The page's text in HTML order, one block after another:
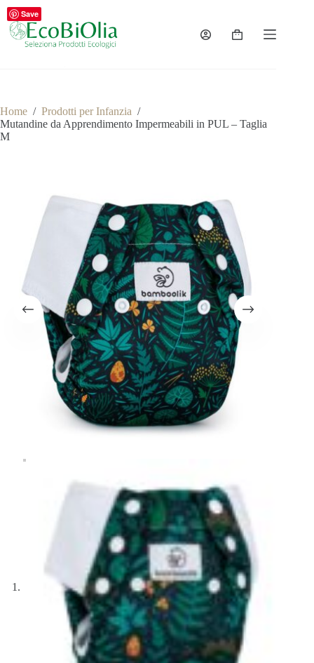
Salta
contenuto
Carrello
Home / Prodotti per Infanzia /
Mutandine da Apprendimento Impermeabili in PUL – Taglia
M
Save